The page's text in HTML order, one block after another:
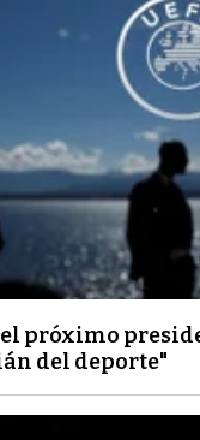
próximo
del deporte"